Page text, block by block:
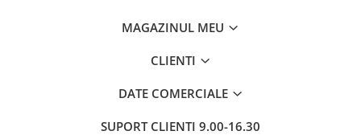
MAGAZINUL MEU
CLIENTI
DATE COMERCIALE
SUPORT CLIENTI 9.00-16.30